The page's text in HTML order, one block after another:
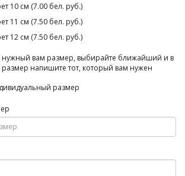
10 см (7.00 бел. руб.)
11 см (7.50 бел. руб.)
12 см (7.50 бел. руб.)
нужный вам размер, выбирайте ближайший и в
напишите тот, который вам нужен
размер